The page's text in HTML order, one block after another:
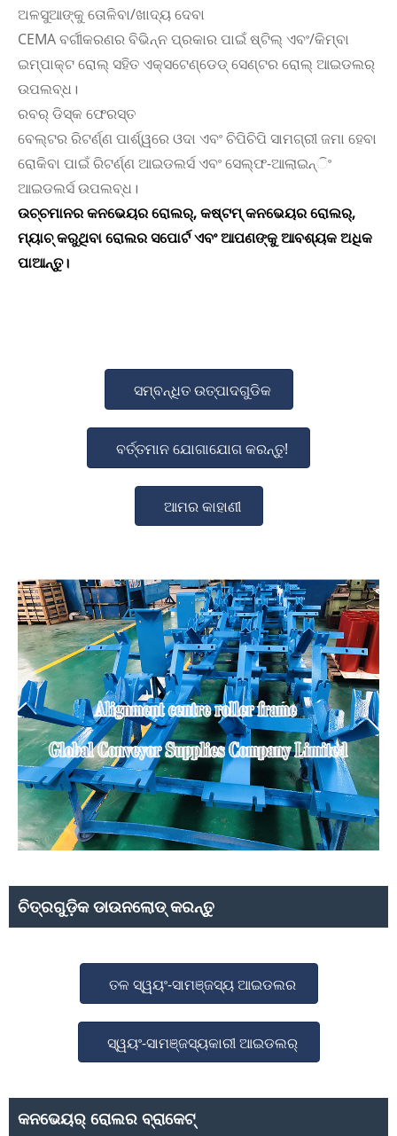
ଅଳସୁଆଙ୍କୁ ତୋଳିବା/ଖାଦ୍ୟ ଦେବା
CEMA ବର୍ଗୀକରଣର ବିଭିନ୍ନ ପ୍ରକାର ପାଇଁ ଷ୍ଟିଲ୍ ଏବଂ/କିମ୍ବା
ଇମ୍ପାକ୍ଟ ରୋଲ୍ ସହିତ ଏକ୍ସଟେଣ୍ଡେଡ୍ ସେଣ୍ଟର ରୋଲ୍ ଆଇଡଲର୍
ଉପଲବ୍ଧ।
ରବର୍ ଡିସ୍କ ଫେରସ୍ତ
ବେଲ୍ଟର ରିଟର୍ଣ୍ଣ ପାର୍ଶ୍ୱରେ ଓଦା ଏବଂ ଚିପିଚିପି ସାମଗ୍ରୀ ଜମା ହେବା
ରୋକିବା ପାଇଁ ରିଟର୍ଣ୍ଣ ଆଇଡଲର୍ସ ଏବଂ ସେଲ୍ଫ-ଆଲାଇନ୍ିଂ
ଆଇଡଲର୍ସ ଉପଲବ୍ଧ।
ଉଚ୍ଚମାନର କନଭେୟର ରୋଲର୍, କଷ୍ଟମ୍ କନଭେୟର ରୋଲର୍,
ମ୍ୟାଚ୍ କରୁଥିବା ରୋଲର ସପୋର୍ଟ ଏବଂ ଆପଣଙ୍କୁ ଆବଶ୍ୟକ ଅଧିକ
ପାଆନ୍ତୁ।
ସମ୍ବନ୍ଧିତ ଉତ୍ପାଦଗୁଡିକ
ବର୍ତ୍ତମାନ ଯୋଗାଯୋଗ କରନ୍ତୁ!
ଆମର କାହାଣୀ
ଚିତ୍ରଗୁଡ଼ିକ ଡାଉନଲୋଡ୍ କରନ୍ତୁ
ତଳ ସ୍ୱୟଂ-ସାମଞ୍ଜସ୍ୟ ଆଇଡଲର
ସ୍ୱୟଂ-ସାମଞ୍ଜସ୍ୟକାରୀ ଆଇଡଲର୍
କନଭେୟର୍ ରୋଲର ବ୍ରାକେଟ୍